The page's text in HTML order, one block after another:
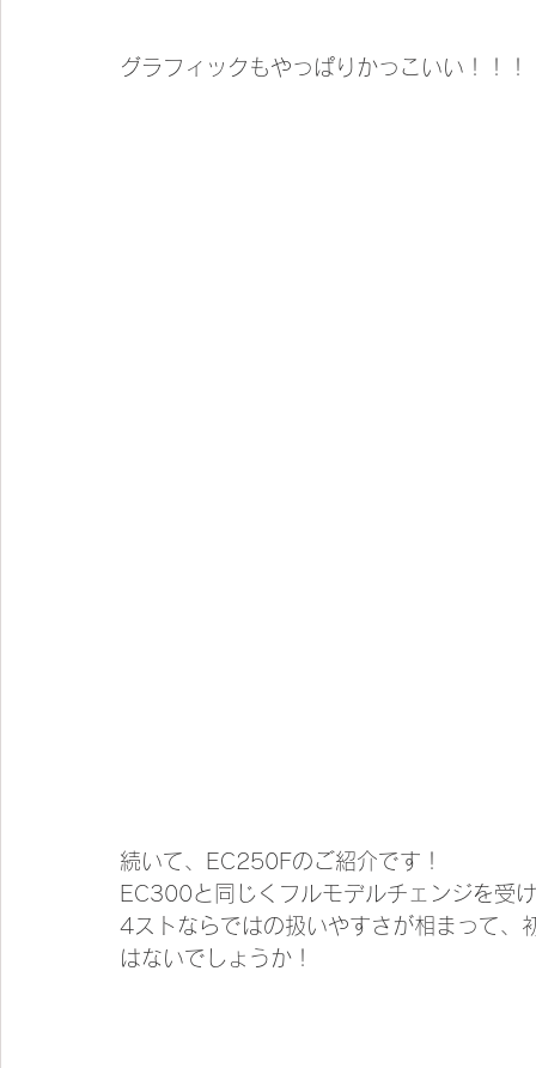
グラフィックもやっぱりかっこいい！！！
続いて、EC250Fのご紹介です！
EC300と同じくフルモデルチェンジを受
4ストならではの扱いやすさが相まって、
はないでしょうか！